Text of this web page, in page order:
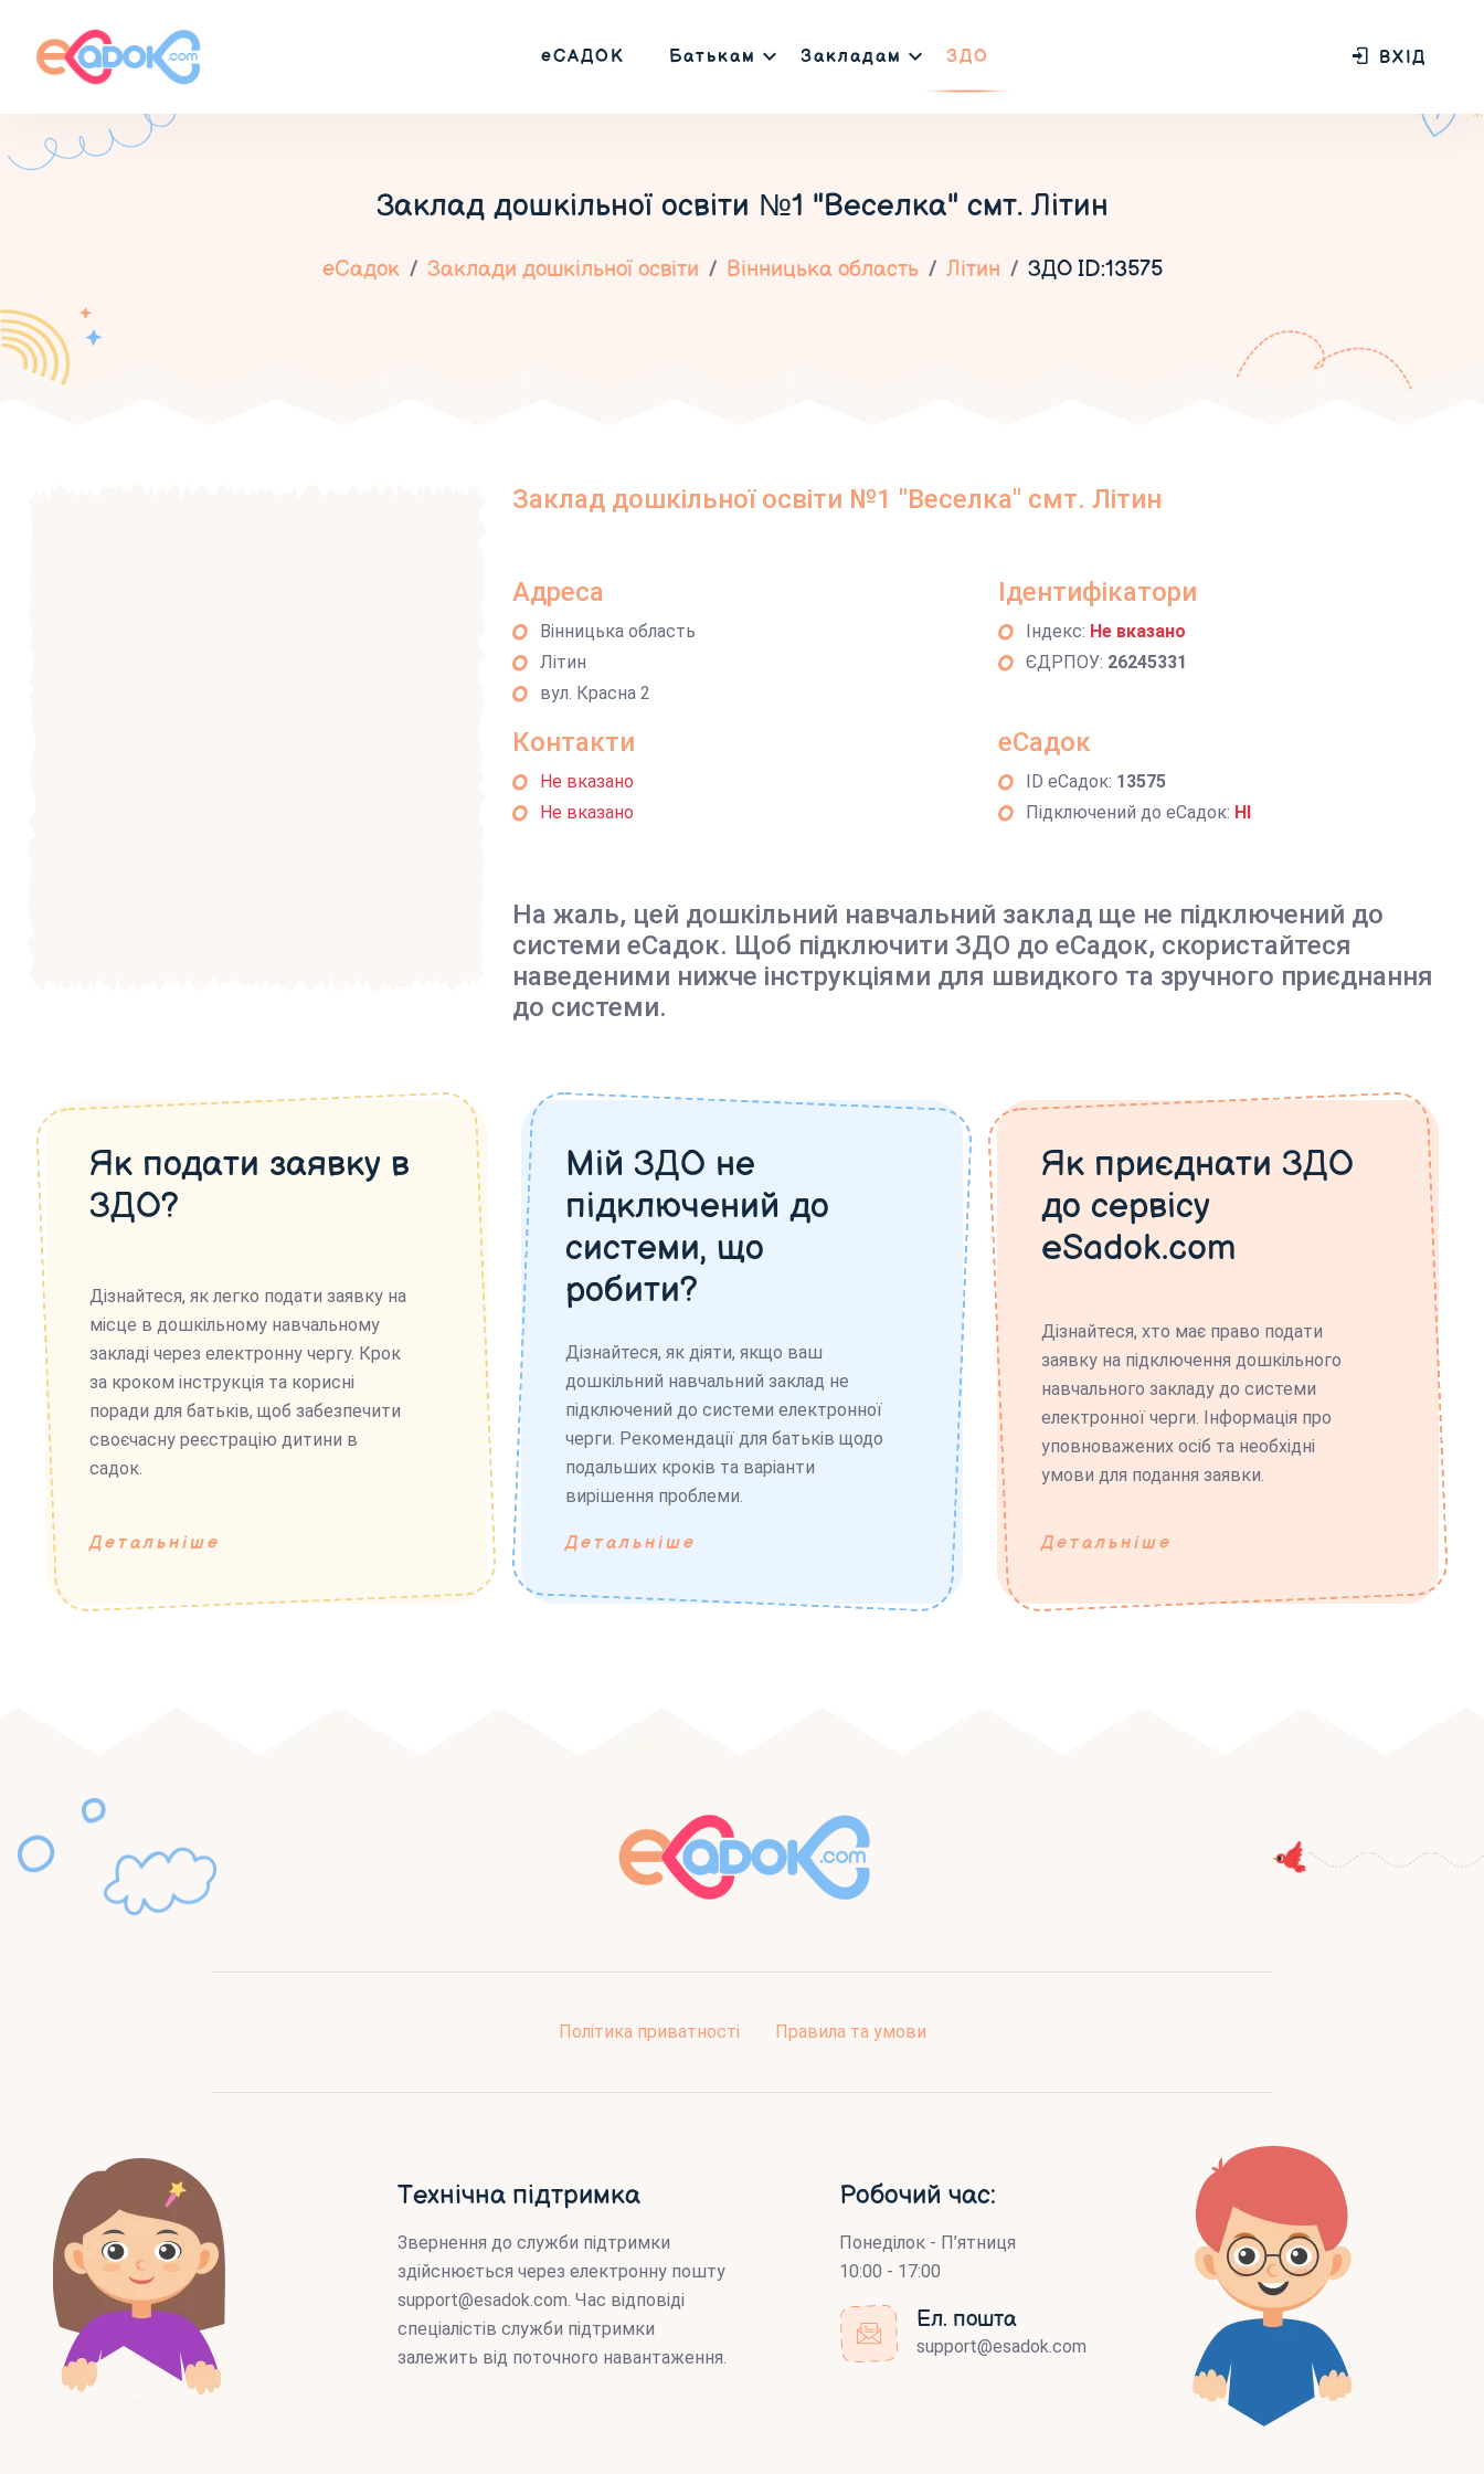
еСАДОК Батькам Закладам ЗДО ВХІД
Заклад дошкільної освіти №1 "Веселка" смт. Літин
еСадок Заклади дошкільної освіти Вінницька область Літин ЗДО ID:13575
Заклад дошкільної освіти №1 "Веселка" смт. Літин
Адреса
Вінницька область
Літин
вул. Красна 2
Ідентифікатори
Індекс: Не вказано
ЄДРПОУ: 26245331
Контакти
Не вказано
Не вказано
еСадок
ID еСадок: 13575
Підключений до еСадок: НІ
На жаль, цей дошкільний навчальний заклад ще не підключений до
системи еСадок. Щоб підключити ЗДО до еСадок, скористайтеся
наведеними нижче інструкціями для швидкого та зручного приєднання
до системи.
Як подати заявку в
ЗДО?
Дізнайтеся, як легко подати заявку на
місце в дошкільному навчальному
закладі через електронну чергу. Крок
за кроком інструкція та корисні
поради для батьків, щоб забезпечити
своєчасну реєстрацію дитини в
садок.
Детальніше
Мій ЗДО не
підключений до
системи, що
робити?
Дізнайтеся, як діяти, якщо ваш
дошкільний навчальний заклад не
підключений до системи електронної
черги. Рекомендації для батьків щодо
подальших кроків та варіанти
вирішення проблеми.
Детальніше
Як приєднати ЗДО
до сервісу
eSadok.com
Дізнайтеся, хто має право подати
заявку на підключення дошкільного
навчального закладу до системи
електронної черги. Інформація про
уповноважених осіб та необхідні
умови для подання заявки.
Детальніше
Політика приватності Правила та умови
Технічна підтримка
Звернення до служби підтримки
здійснюється через електронну пошту
support@esadok.com. Час відповіді
спеціалістів служби підтримки
залежить від поточного навантаження.
Робочий час:
Понеділок - П’ятниця
10:00 - 17:00
Ел. пошта
support@esadok.com